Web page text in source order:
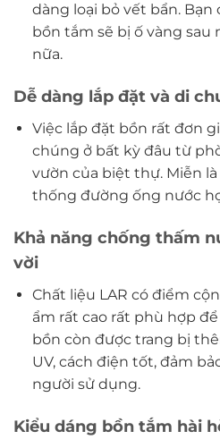
dàng loại bỏ vết bẩn.
bồn tắm sẽ bị ố vàng
nữa.
Dễ dàng lắp đặt và di
Việc lắp đặt bồn rất đơn
chúng ở bất kỳ đâu từ
vườn của biệt thự. Miễn
thống đường ống nước
Khả năng chống thấm
vời
Chất liệu LAR có điểm
ẩm rất cao rất phù hợp
bồn còn được trang bị
UV, cách điện tốt, đảm
người sử dụng.
Kiểu dáng bồn tắm hài